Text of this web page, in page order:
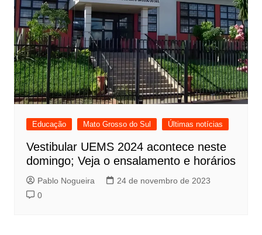
Educação Mato Grosso do Sul Últimas notícias
Vestibular UEMS 2024 acontece neste
domingo; Veja o ensalamento e horários
Pablo Nogueira
24 de novembro de 2023
0